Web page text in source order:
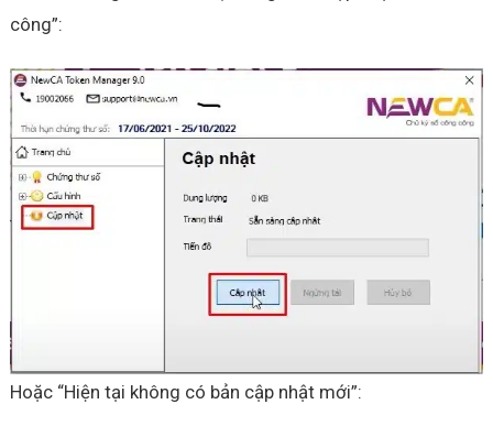
công”:
Hoặc “Hiện tại không có bản cập nhật mới”: